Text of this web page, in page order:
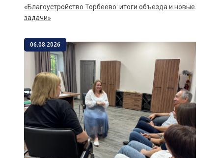
«Благоустройство Торбеево: итоги объезда и новые
задачи»
06.08.2026